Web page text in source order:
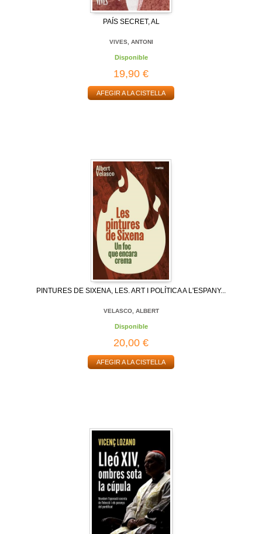
PAÍS SECRET, AL
VIVES, ANTONI
Disponible
19,90 €
AFEGIR A LA CISTELLA
PINTURES DE SIXENA, LES. ART I POLÍTICA A L'ESPANY...
VELASCO, ALBERT
Disponible
20,00 €
AFEGIR A LA CISTELLA